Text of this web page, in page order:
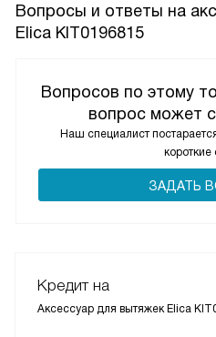
Вопросы и ответы на
Elica KIT0196815
Вопросов по этому
вопрос может
Наш специалист
короткие
ЗАДАТЬ
Кредит на
Аксессуар для вытяжек Elica